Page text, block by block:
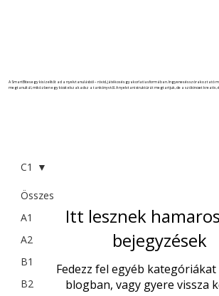
A SmartBites egy kis ízelítőt ad a nyelvtanulásból – rövid, játékos és gyakorlatias formában. Ingyenes és szórakoztató
megtanultál, miközben egy kicsit elszakadsz a tankönyvtől. A nyelvtani struktúrát megtartjuk, de a szókincset
Összes
A1
A2
B1
B2
C1
Itt lesznek
bejegyzések
Fedezz fel egyéb kategóriákat
blogban, vagy gyere vissza